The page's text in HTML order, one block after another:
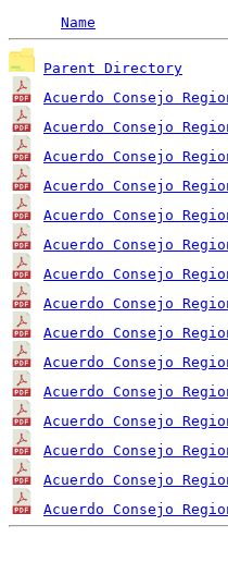
Name
Parent Directory
Acuerdo Consejo
Acuerdo Consejo
Acuerdo Consejo
Acuerdo Consejo
Acuerdo Consejo
Acuerdo Consejo
Acuerdo Consejo
Acuerdo Consejo
Acuerdo Consejo
Acuerdo Consejo
Acuerdo Consejo
Acuerdo Consejo
Acuerdo Consejo
Acuerdo Consejo
Acuerdo Consejo